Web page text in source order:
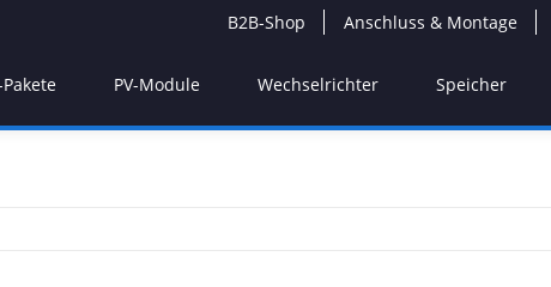
B2B-Shop Anschluss & Montage
PV-Module Wechselrichter Speicher